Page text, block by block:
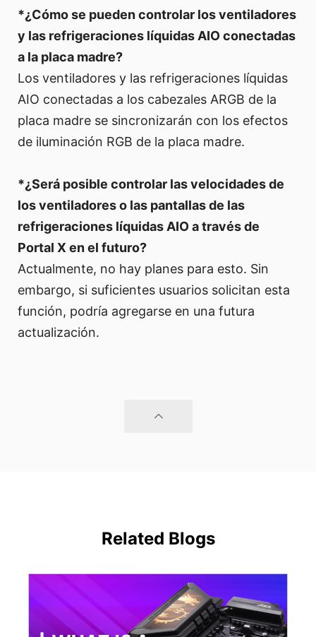
*¿Cómo se pueden controlar los ventiladores
y las refrigeraciones líquidas AIO conectadas
a la placa madre?
Los ventiladores y las refrigeraciones líquidas
AIO conectadas a los cabezales ARGB de la
placa madre se sincronizarán con los efectos
de iluminación RGB de la placa madre.
*¿Será posible controlar las velocidades de
los ventiladores o las pantallas de las
refrigeraciones líquidas AIO a través de
Portal X en el futuro?
Actualmente, no hay planes para esto. Sin
embargo, si suficientes usuarios solicitan esta
función, podría agregarse en una futura
actualización.
Related Blogs